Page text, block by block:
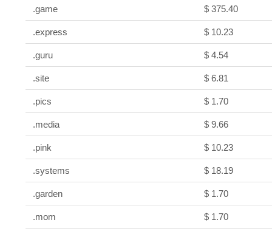
.game $ 375.40
.express $ 10.23
.guru $ 4.54
.site $ 6.81
.pics $ 1.70
.media $ 9.66
.pink $ 10.23
.systems $ 18.19
.garden $ 1.70
.mom $ 1.70